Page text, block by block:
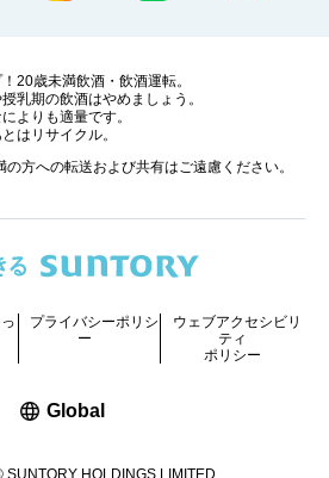
20歳未満飲酒・飲酒運転。
乳期の飲酒はやめましょう。
よりも適量です。
はリサイクル。
方への転送および共有はご遠慮ください。
HOLDINGS LIMITED.
プライバシーポリシ
ー
ウェブアクセシビリ
ティ
ポリシー
Global新しいウィンドウで開く